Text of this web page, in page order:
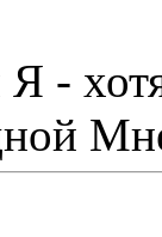
-